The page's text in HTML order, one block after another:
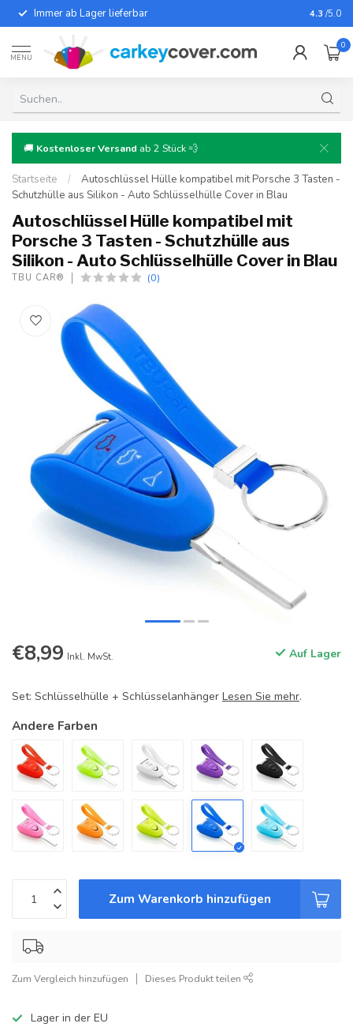
Immer ab Lager lieferbar Für fast
4.3 /5.0
MENU
0
🚚 Kostenloser Versand ab 2 Stück 💨
Startseite /
Autoschlüssel Hülle kompatibel mit Porsche 3 Tasten -
Schutzhülle aus Silikon - Auto Schlüsselhülle Cover in Blau
Autoschlüssel Hülle kompatibel mit
Porsche 3 Tasten - Schutzhülle aus
Silikon - Auto Schlüsselhülle Cover in Blau
TBU CAR® (0)
€8,99 Inkl. MwSt. Auf Lager
Set: Schlüsselhülle + Schlüsselanhänger Lesen Sie mehr.
Andere Farben
Zum Warenkorb hinzufügen
Zum Vergleich hinzufügen Dieses Produkt teilen
Lager in der EU